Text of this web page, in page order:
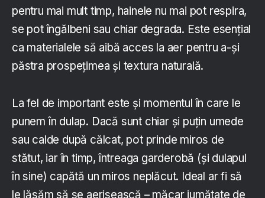
pentru mai mult timp, hainele nu mai pot respira,
se pot îngălbeni sau chiar degrada. Este esențial
ca materialele să aibă acces la aer pentru a-și
păstra prospețimea și textura naturală.
La fel de important este și momentul în care le
punem în dulap. Dacă sunt chiar și puțin umede
sau calde după călcat, pot prinde miros de
stătut, iar în timp, întreaga garderobă (și dulapul
în sine) capătă un miros neplăcut. Ideal ar fi să
le lăsăm să se aerisească – măcar jumătate de